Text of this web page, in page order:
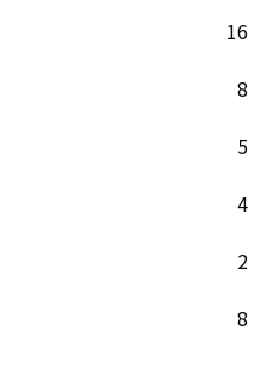
16
8
5
4
2
8